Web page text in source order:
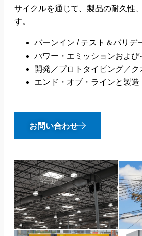
サイクルを通じて、製品の耐久性
す。
バーンイン / テスト＆バリデ
パワー・エミッションおよ
開発／プロトタイピング／
エンド・オブ・ラインと製造
お問い合わせ